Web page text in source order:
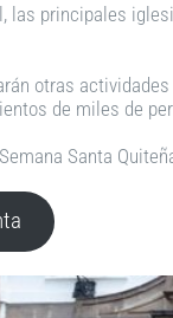
las principales
otras
de miles de
Santa